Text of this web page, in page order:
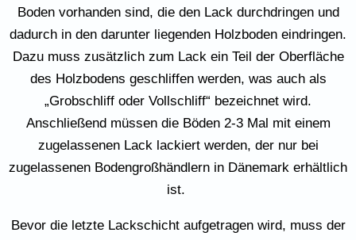
Boden vorhanden sind, die den Lack durchdringen und
dadurch in den darunter liegenden Holzboden eindringen.
Dazu muss zusätzlich zum Lack ein Teil der Oberfläche
des Holzbodens geschliffen werden, was auch als
„Grobschliff oder Vollschliff“ bezeichnet wird.
Anschließend müssen die Böden 2-3 Mal mit einem
zugelassenen Lack lackiert werden, der nur bei
zugelassenen Bodengroßhändlern in Dänemark erhältlich
ist.
Bevor die letzte Lackschicht aufgetragen wird, muss der